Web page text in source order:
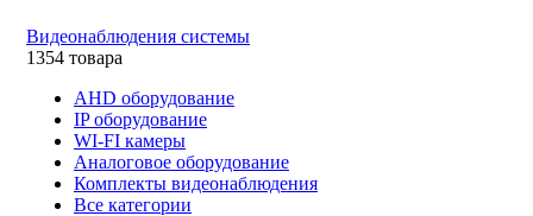
Видеонаблюдения cистемы
1354 товара
AHD оборудование
IP оборудование
WI-FI камеры
Аналоговое оборудование
Комплекты видеонаблюдения
Все категории